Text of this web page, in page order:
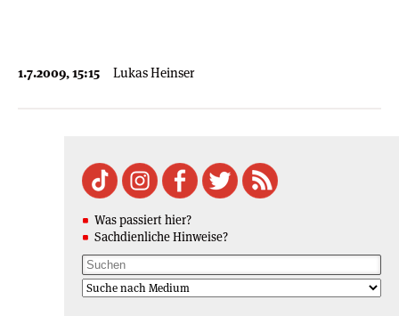
1.7.2009, 15:15 Lukas Heinser
Was passiert hier?
Sachdienliche Hinweise?